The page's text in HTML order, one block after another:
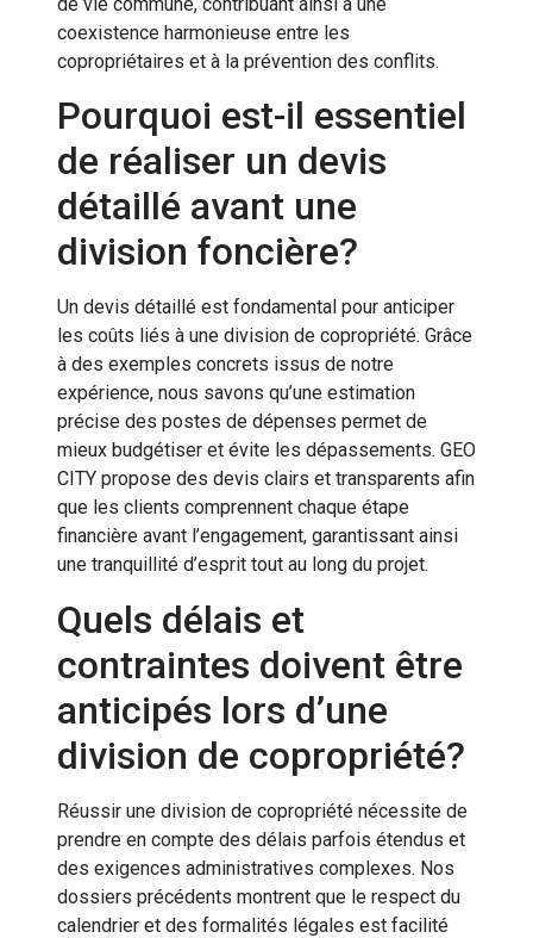
coexistence harmonieuse entre les
copropriétaires et à la prévention des conflits.
Pourquoi est-il essentiel
de réaliser un devis
détaillé avant une
division foncière?
Un devis détaillé est fondamental pour anticiper
les coûts liés à une division de copropriété. Grâce
à des exemples concrets issus de notre
expérience, nous savons qu’une estimation
précise des postes de dépenses permet de
mieux budgétiser et évite les dépassements. GEO
CITY propose des devis clairs et transparents afin
que les clients comprennent chaque étape
financière avant l’engagement, garantissant ainsi
une tranquillité d’esprit tout au long du projet.
Quels délais et
contraintes doivent être
anticipés lors d’une
division de copropriété?
Réussir une division de copropriété nécessite de
prendre en compte des délais parfois étendus et
des exigences administratives complexes. Nos
dossiers précédents montrent que le respect du
calendrier et des formalités légales est facilité